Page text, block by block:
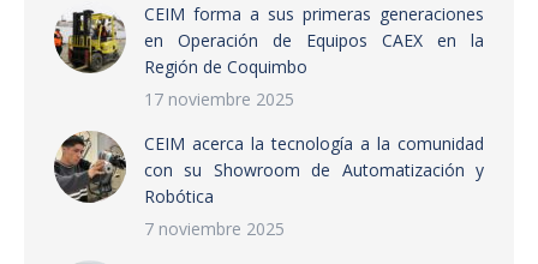
CEIM forma a sus primeras generaciones
en Operación de Equipos CAEX en la
Región de Coquimbo
17 noviembre 2025
CEIM acerca la tecnología a la comunidad
con su Showroom de Automatización y
Robótica
7 noviembre 2025